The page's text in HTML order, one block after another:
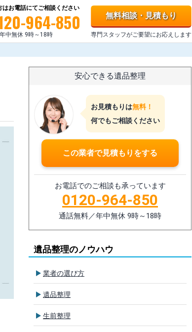
はお電話にてご相談ください
964-850
年中無休 9時～18時
無料相談・見積もり
専門スタッフがご要望にお応えします
安心できる遺品整理
お見積もりは無料！
何でもご相談ください
この業者で見積もりをする
お電話でのご相談も承っています
0120-964-850
通話無料／年中無休 9時～18時
遺品整理のノウハウ
業者の選び方
遺品整理
生前整理